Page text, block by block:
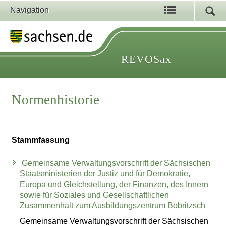
Navigation
REVOSax
Normenhistorie
Stammfassung
Gemeinsame Verwaltungsvorschrift der Sächsischen
Staatsministerien der Justiz und für Demokratie,
Europa und Gleichstellung, der Finanzen, des Innern
sowie für Soziales und Gesellschaftlichen
Zusammenhalt zum Ausbildungszentrum Bobritzsch
Gemeinsame Verwaltungsvorschrift der Sächsischen